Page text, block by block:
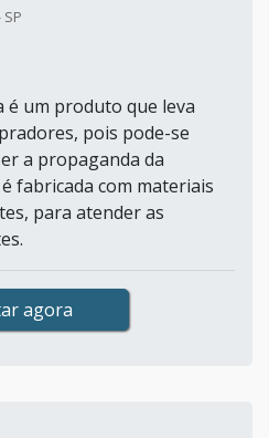
SP
é um produto que leva
pois pode-se
a propaganda da
fabricada com materiais
para atender as
agora